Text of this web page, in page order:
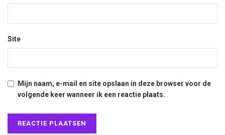
Site
Mijn naam, e-mail en site opslaan in deze browser voor de
volgende keer wanneer ik een reactie plaats.